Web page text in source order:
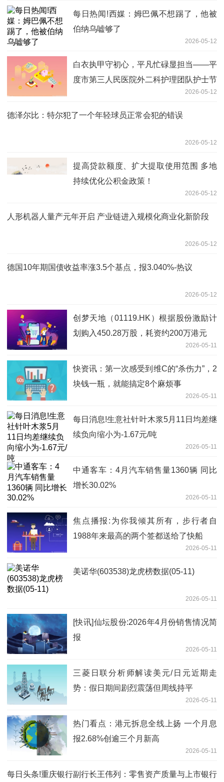
每日热闻!西媒：姆巴佩不想踢了，他被
伯纳乌嘘够了
2026-05-12
白衣执甲守初心，平凡忙碌显担当——平
度市第三人民医院外二科护理团队护士节
2026-05-12
德泽尔比：特尔犯了一个年轻球员正常会犯的错误
2026-05-12
提高贷款额度、扩大提取使用范围 多地
持续优化公积金政策！
2026-05-12
人形机器人量产元年开启 产业链进入规模化商业化新阶段
2026-05-12
德国10年期国债收益率涨3.5个基点，报3.040%-热议
2026-05-12
创梦天地（01119.HK）根据股份激励计
划购入450.28万股，耗资约200万港元
2026-05-11
快资讯：第一次感受到维C的“杀伤力”，2
块钱一瓶，就能搞定8个麻烦事
2026-05-11
每日消息!生意社针叶木浆5月11日均差继
续负向缩小为-1.67元/吨
2026-05-11
中通客车：4月汽车销售量1360辆 同比
增长30.02%
2026-05-11
焦点播报:为你我倾其所有，步行者自
1988年来最高的两个签都送给了快船
2026-05-11
美诺华(603538)龙虎榜数据(05-11)
2026-05-11
[快讯]仙坛股份:2026年4月份销售情况简
报
2026-05-11
三菱日联分析师解读美元/日元近期走
势：假日期间剧烈震荡但周线持平
2026-05-11
热门看点：港元拆息全线上扬 一个月息
报2.68%创逾三个月新高
2026-05-11
每日头条!重庆银行副行长王伟列：零售资产质量与上市银行